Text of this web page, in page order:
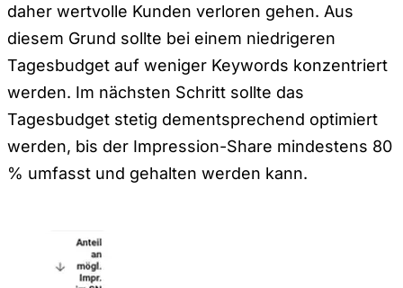
daher wertvolle Kunden verloren gehen. Aus
diesem Grund sollte bei einem niedrigeren
Tagesbudget auf weniger Keywords konzentriert
werden. Im nächsten Schritt sollte das
Tagesbudget stetig dementsprechend optimiert
werden, bis der Impression-Share mindestens 80
% umfasst und gehalten werden kann.